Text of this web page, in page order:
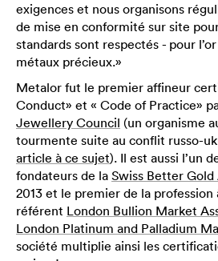
exigences et nous organisons
de mise en conformité sur site
standards sont respectés - pour
métaux précieux.»
Metalor fut le premier affineur
Conduct» et « Code of Practice»
Jewellery Council (un organisme
tourmente suite au conflit russo-
article à ce sujet). Il est aussi l’un
fondateurs de la Swiss Better Gold
2013 et le premier de la
référent London Bullion Market
London Platinum and Palladium
société multiplie ainsi les